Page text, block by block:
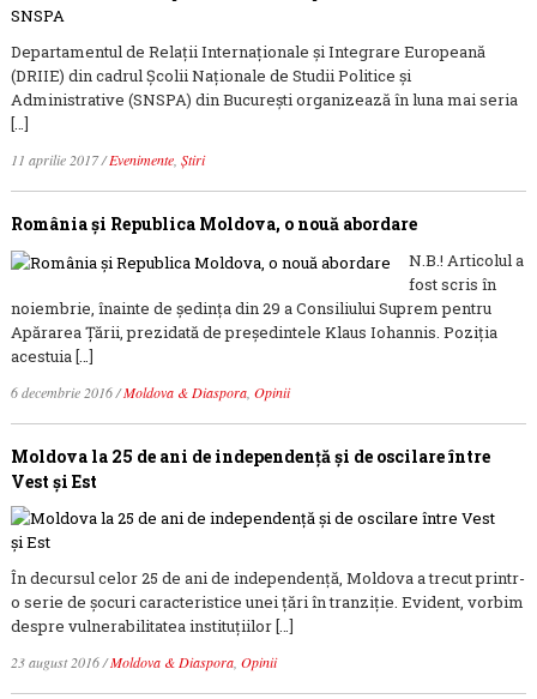
Departamentul de Relații Internaționale și Integrare Europeană
(DRIIE) din cadrul Şcolii Naţionale de Studii Politice şi
Administrative (SNSPA) din București organizează în luna mai seria
[…]
11 aprilie 2017/Evenimente, Știri
România şi Republica Moldova, o nouă abordare
N.B.! Articolul a
fost scris în
noiembrie, înainte de ședința din 29 a Consiliului Suprem pentru
Apărarea Țării, prezidată de președintele Klaus Iohannis. Poziția
acestuia […]
6 decembrie 2016/Moldova & Diaspora, Opinii
Moldova la 25 de ani de independență și de oscilare între
Vest și Est
În decursul celor 25 de ani de independență, Moldova a trecut printr-
o serie de șocuri caracteristice unei țări în tranziție. Evident, vorbim
despre vulnerabilitatea instituțiilor […]
23 august 2016/Moldova & Diaspora, Opinii